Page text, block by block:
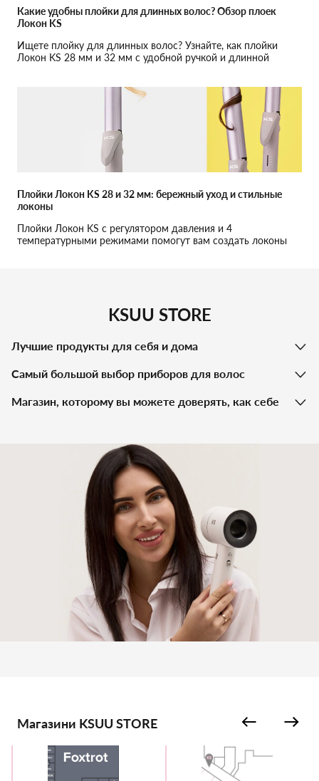
Какие удобны плойки для длинных волос? Обзор плоек
Локон KS
Ищете плойку для длинных волос? Узнайте, как плойки
Локон KS 28 мм и 32 мм с удобной ручкой и длинной
Плойки Локон KS 28 и 32 мм: бережный уход и стильные
локоны
Плойки Локон KS с регулятором давления и 4
температурными режимами помогут вам создать локоны
KSUU STORE
Лучшие продукты для себя и дома
Самый большой выбор приборов для волос
Магазин, которому вы можете доверять, как себе
Магазини KSUU STORE